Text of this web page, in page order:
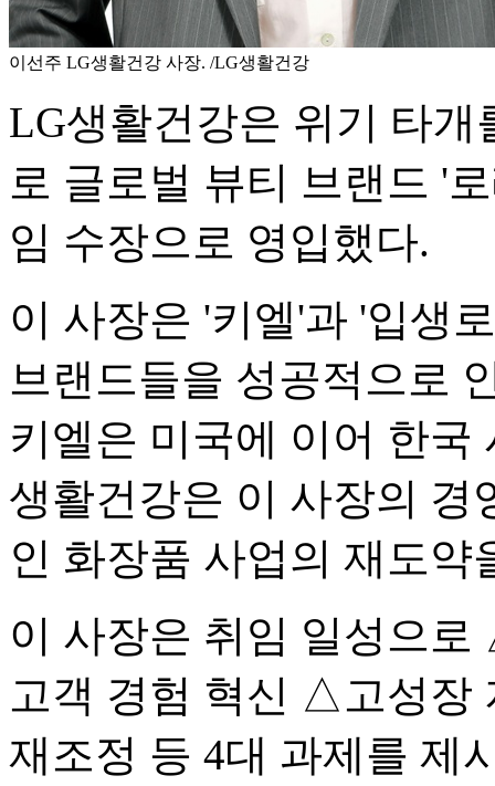
이선주 LG생활건강 사장. /LG생활건강
LG생활건강은 위기 타개
로 글로벌 뷰티 브랜드 '
임 수장으로 영입했다.
이 사장은 '키엘'과 '입생
브랜드들을 성공적으로
키엘은 미국에 이어 한국
생활건강은 이 사장의 경
인 화장품 사업의 재도약
이 사장은 취임 일성으
고객 경험 혁신 △고성장
재조정 등 4대 과제를 제